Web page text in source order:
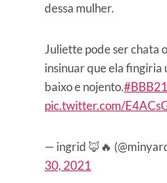
dessa mulher.
Juliette pode ser chata
insinuar que ela fingiria
baixo e nojento.#BBB21
pic.twitter.com/
— ingrid 🦊🔥
30, 2021